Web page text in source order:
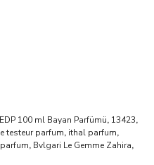
100 ml Bayan Parfümü, 13423,
testeur parfum, ithal parfum,
, Bvlgari Le Gemme Zahira,